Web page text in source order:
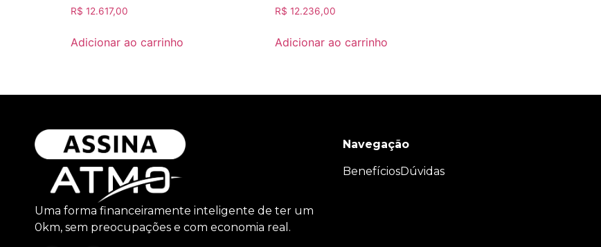
R$ 12.617,00
Adicionar ao carrinho
R$ 12.236,00
Adicionar ao carrinho
Uma forma financeiramente inteligente de ter um
0km, sem preocupações e com economia real.
Navegação
BenefíciosDúvidas